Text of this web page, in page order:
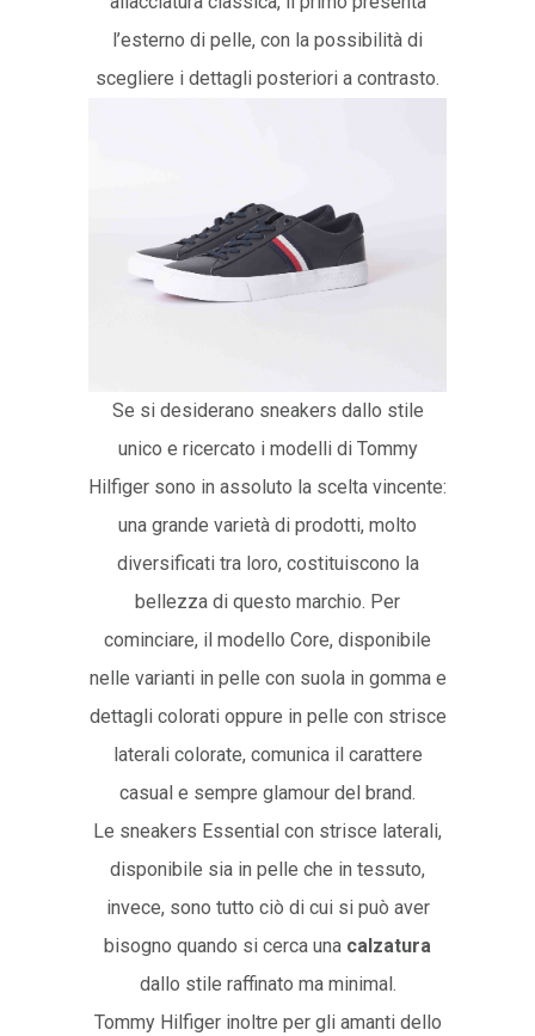
l’esterno di pelle, con la possibilità di
scegliere i dettagli posteriori a contrasto.
Se si desiderano sneakers dallo stile
unico e ricercato i modelli di Tommy
Hilfiger sono in assoluto la scelta vincente:
una grande varietà di prodotti, molto
diversificati tra loro, costituiscono la
bellezza di questo marchio. Per
cominciare, il modello Core, disponibile
nelle varianti in pelle con suola in gomma e
dettagli colorati oppure in pelle con strisce
laterali colorate, comunica il carattere
casual e sempre glamour del brand.
Le sneakers Essential con strisce laterali,
disponibile sia in pelle che in tessuto,
invece, sono tutto ciò di cui si può aver
bisogno quando si cerca una calzatura
dallo stile raffinato ma minimal.
Tommy Hilfiger inoltre per gli amanti dello